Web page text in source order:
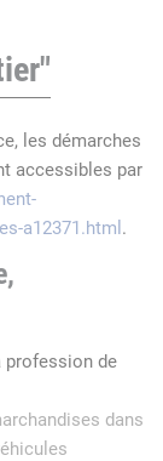
les démarches
accessibles par
a12371.html .
profession de
dans